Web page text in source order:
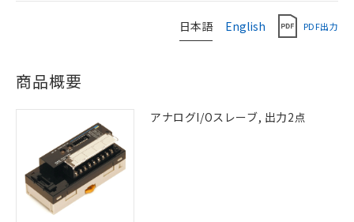
日本語 English PDF出力
商品概要
アナログI/Oスレーブ, 出力2点